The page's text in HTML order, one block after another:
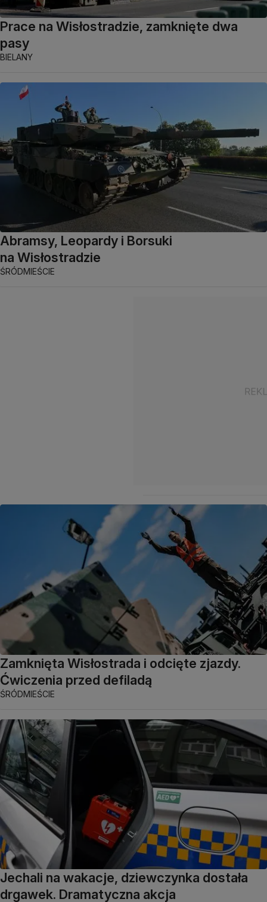
Prace na Wisłostradzie, zamknięte dwa
pasy
BIELANY
Abramsy, Leopardy i Borsuki
na Wisłostradzie
ŚRÓDMIEŚCIE
Zamknięta Wisłostrada i odcięte zjazdy.
Ćwiczenia przed defiladą
ŚRÓDMIEŚCIE
Jechali na wakacje, dziewczynka dostała
drgawek. Dramatyczna akcja